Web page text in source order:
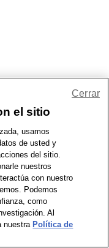
el sitio
usamos
de usted y
del sitio.
nuestros
con nuestro
Podemos
como
Al
nuestra Política de
Cerrar